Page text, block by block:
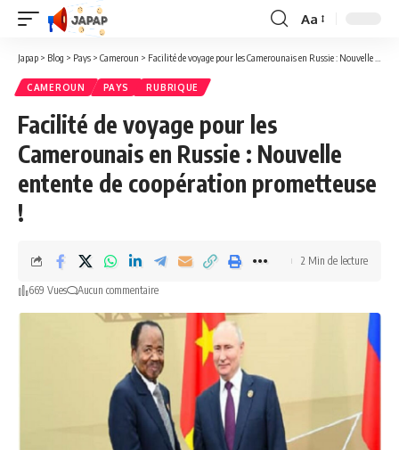
Redimensionner
la
Aa
Japap > Blog > Pays > Cameroun > Facilité de voyage pour les Camerounais en Russie : Nouvelle entente de coopération prometteuse !
CAMEROUN PAYS RUBRIQUE
Facilité de voyage pour les
Camerounais en Russie : Nouvelle
entente de coopération prometteuse
!
669 Vues Aucun commentaire
2 Min de lecture